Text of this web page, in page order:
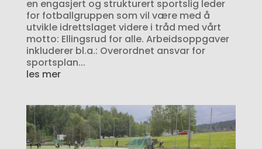
en engasjert og strukturert sportslig leder
for fotballgruppen som vil være med å
utvikle idrettslaget videre i tråd med vårt
motto: Ellingsrud for alle. Arbeidsoppgaver
inkluderer bl.a.: Overordnet ansvar for
sportsplan...
les mer